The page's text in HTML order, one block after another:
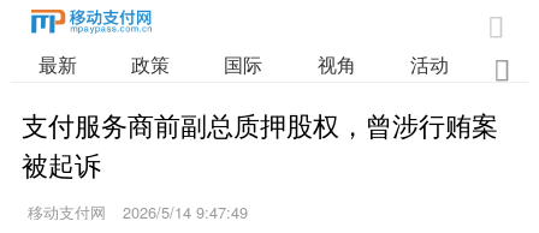

最新 政策 国际 视角 活动 业

支付服务商前副总质押股权，曾涉行贿案
被起诉
移动支付网 2026/5/14 9:47:49